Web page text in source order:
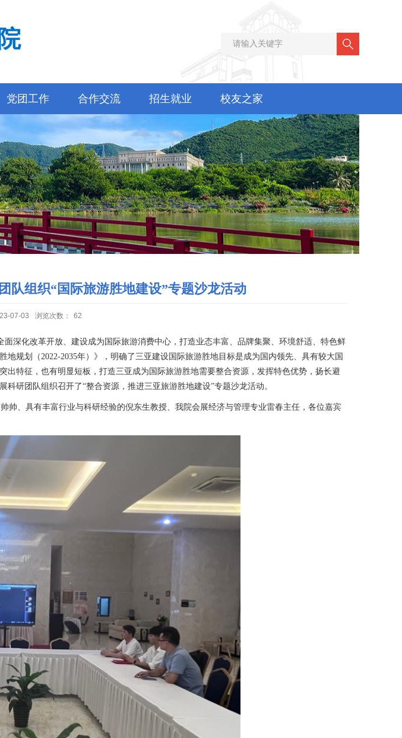
党团工作 合作交流 招生就业 校友之家
队组织“国际旅游胜地建设”专题沙龙活动
07-03 浏览次数： 62
深化改革开放、建设成为国际旅游消费中心，打造业态丰富、品牌集聚、环境舒适、特色鲜
规划（2022-2035年）》，明确了三亚建设国际旅游胜地目标是成为国内领先、具有较大国
特征，也有明显短板，打造三亚成为国际旅游胜地需要整合资源，发挥特色优势，扬长避
研团队组织召开了“整合资源，推进三亚旅游胜地建设”专题沙龙活动。
、具有丰富行业与科研经验的倪东生教授、我院会展经济与管理专业雷春主任，各位嘉宾